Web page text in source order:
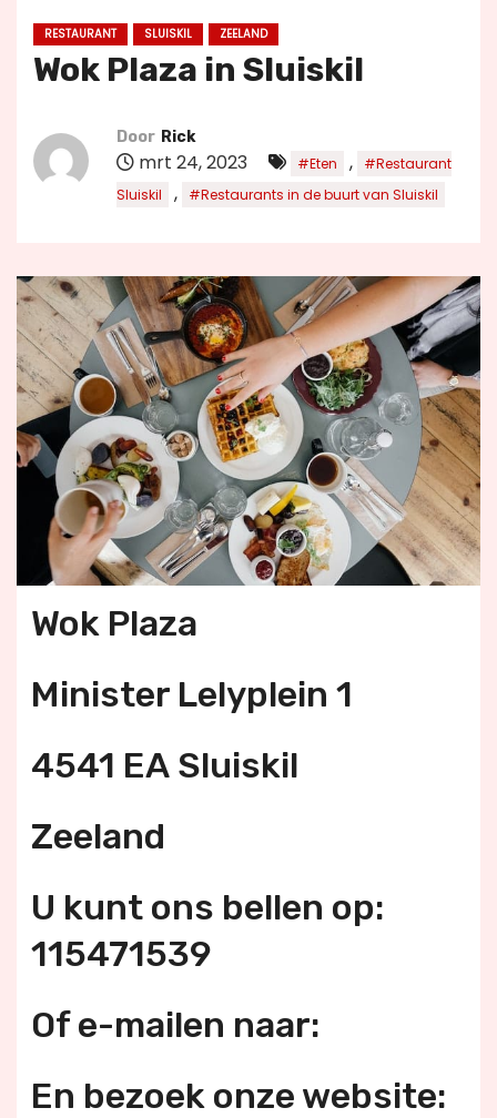
RESTAURANT SLUISKIL ZEELAND
Wok Plaza in Sluiskil
Door Rick
mrt 24, 2023 #Eten ,
#Restaurant
Sluiskil
, #Restaurants in de buurt van Sluiskil
Wok Plaza
Minister Lelyplein 1
4541 EA Sluiskil
Zeeland
U kunt ons bellen op:
115471539
Of e-mailen naar:
En bezoek onze website: